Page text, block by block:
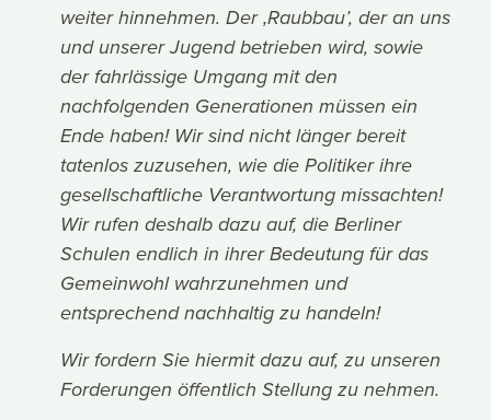
weiter hinnehmen. Der ‚Raubbau’, der an uns
und unserer Jugend betrieben wird, sowie
der fahrlässige Umgang mit den
nachfolgenden Generationen müssen ein
Ende haben! Wir sind nicht länger bereit
tatenlos zuzusehen, wie die Politiker ihre
gesellschaftliche Verantwortung missachten!
Wir rufen deshalb dazu auf, die Berliner
Schulen endlich in ihrer Bedeutung für das
Gemeinwohl wahrzunehmen und
entsprechend nachhaltig zu handeln!
Wir fordern Sie hiermit dazu auf, zu unseren
Forderungen öffentlich Stellung zu nehmen.